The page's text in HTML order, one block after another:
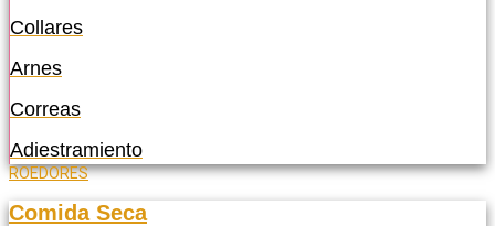
Collares
Arnes
Correas
Adiestramiento
ROEDORES
Comida Seca